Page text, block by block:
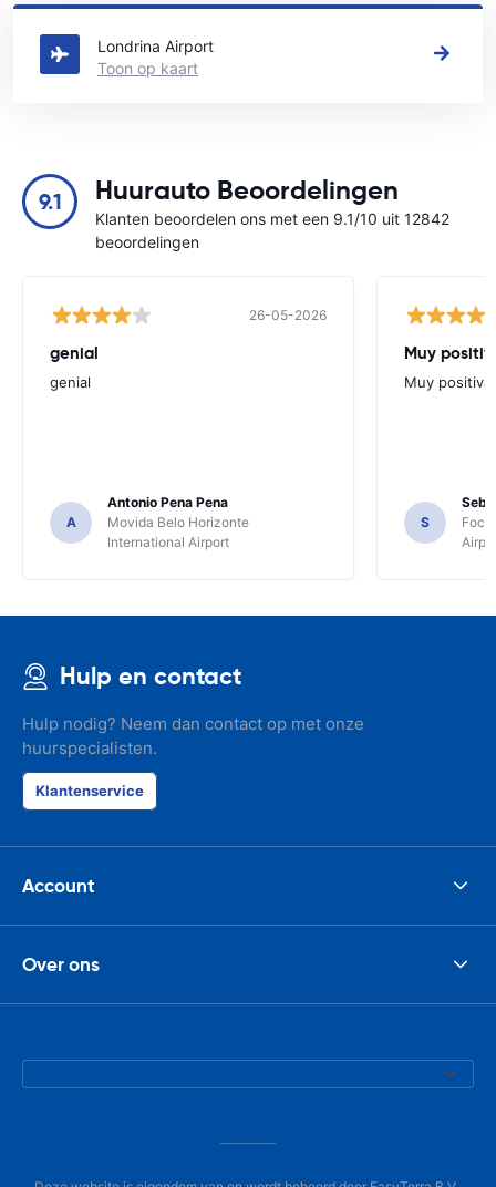
Zie onze belangrijkste autoverhuur locaties in Londrina
Londrina Airport
Toon op kaart
9.1 Huurauto Beoordelingen
Klanten beoordelen ons met een 9.1/10 uit 12842
beoordelingen
26-05-2026
genial
genial
A
Antonio Pena Pena
Movida Belo Horizonte
International Airport
Muy
Muy positiva
S
Foco
Hulp en contact
Hulp nodig? Neem dan contact op met onze
huurspecialisten.
Klantenservice
Account
Over ons